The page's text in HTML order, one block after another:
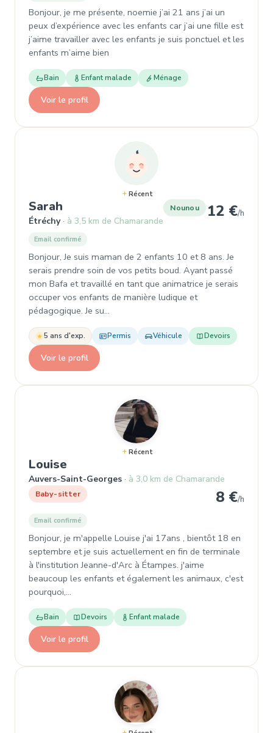
Bonjour, je me présente, noemie j’ai 21 ans j’ai un
peux d’expérience avec les enfants car j’ai une fille est
j’aime travailler avec les enfants je suis ponctuel et les
enfants m’aime bien
Bain Enfant malade Ménage
Voir le profil
Récent
Sarah , Garde d'enfant à Étréchy
Étréchy à 3,5 km de Chamarande
Nounou 12 €/h
Email confirmé
Bonjour, Je suis maman de 2 enfants 10 et 8 ans. Je
serais prendre soin de vos petits boud. Ayant passé
mon Bafa et travaillé en tant que animatrice je serais
occuper vos enfants de manière ludique et
pédagogique. Je su…
5 ans d'exp. Permis Véhicule Devoirs
Voir le profil
Récent
Louise
Auvers-Saint-Georges à 3,0 km de Chamarande
Baby-sitter 8 €/h
Email confirmé
Bonjour, je m'appelle Louise j'ai 17ans , bientôt 18 en
septembre et je suis actuellement en fin de terminale
à l'institution Jeanne-d'Arc à Étampes. j'aime
beaucoup les enfants et également les animaux, c'est
pourquoi,…
Bain Devoirs Enfant malade
Voir le profil